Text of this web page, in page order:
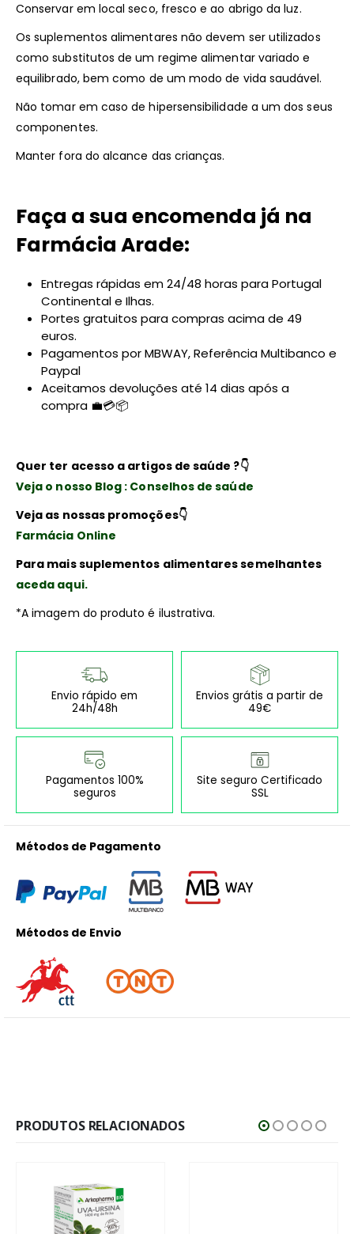
Conservar em local seco, fresco e ao abrigo da luz.
Os suplementos alimentares não devem ser utilizados
como substitutos de um regime alimentar variado e
equilibrado, bem como de um modo de vida saudável.
Não tomar em caso de hipersensibilidade a um dos seus
componentes.
Manter fora do alcance das crianças.
Faça a sua encomenda já na
Farmácia Arade:
Entregas rápidas em 24/48 horas para Portugal
Continental e Ilhas.
Portes gratuitos para compras acima de 49
euros.
Pagamentos por MBWAY, Referência Multibanco e
Paypal
Aceitamos devoluções até 14 dias após a
compra 💼💳📦
Quer ter acesso a artigos de saúde ?👇
Veja o nosso Blog : Conselhos de saúde
Veja as nossas promoções👇
Farmácia Online
Para mais suplementos alimentares semelhantes
aceda aqui.
*A imagem do produto é ilustrativa.
Envio rápido em
24h/48h
Envios grátis a partir de
49€
Pagamentos 100%
seguros
Site seguro Certificado
SSL
Métodos de Pagamento
Métodos de Envio
PRODUTOS RELACIONADOS